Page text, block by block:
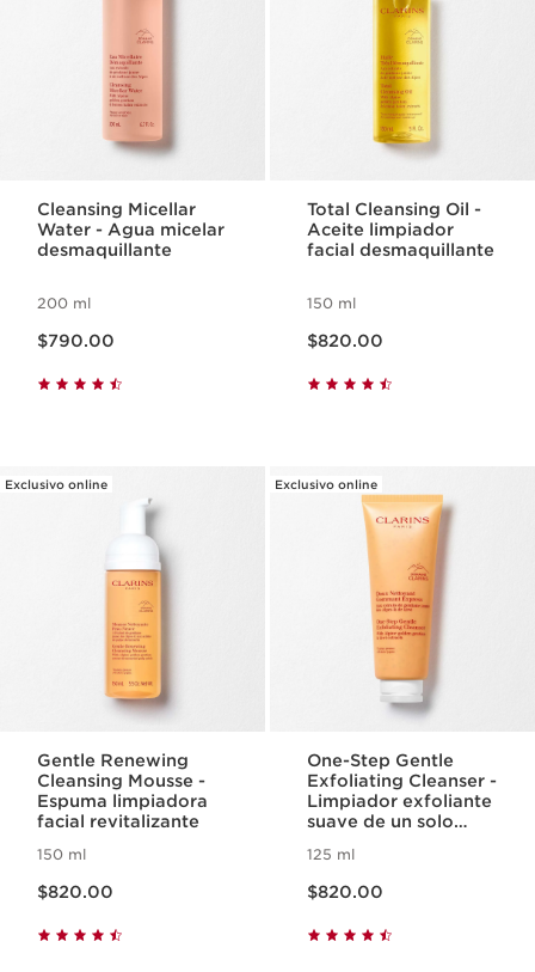
Cleansing Micellar
Water - Agua micelar
desmaquillante
200 ml
$790.00
Total Cleansing Oil -
Aceite limpiador
facial desmaquillante
150 ml
$820.00
Exclusivo online
Gentle Renewing
Cleansing Mousse -
Espuma limpiadora
facial revitalizante
150 ml
$820.00
Exclusivo online
One-Step Gentle
Exfoliating Cleanser -
Limpiador exfoliante
suave de un solo
de piel
125 ml
$820.00